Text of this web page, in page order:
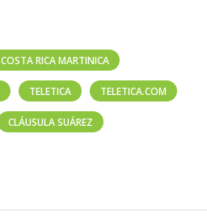
COSTA RICA MARTINICA
TELETICA TELETICA.COM
CLÁUSULA SUÁREZ